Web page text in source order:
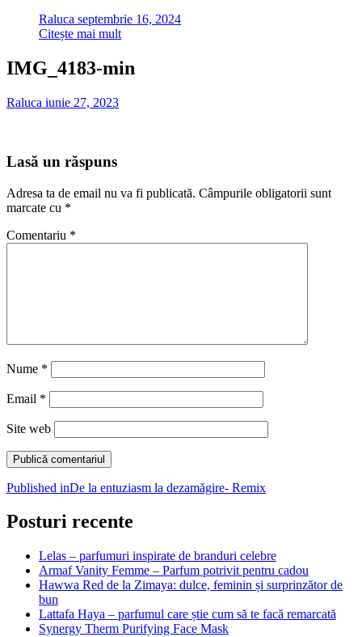
Raluca septembrie 16, 2024
Citește mai mult
IMG_4183-min
Raluca iunie 27, 2023
Lasă un răspuns
Adresa ta de email nu va fi publicată. Câmpurile obligatorii sunt
marcate cu *
Comentariu *
Nume *
Email *
Site web
Navigare
în
articole
Published inDe la entuziasm la dezamăgire- Remix
Posturi recente
Lelas – parfumuri inspirate de branduri celebre
Armaf Vanity Femme – Parfum potrivit pentru cadou
Hawwa Red de la Zimaya: dulce, feminin și surprinzător de
bun
Lattafa Haya – parfumul care știe cum să te facă remarcată
Synergy Therm Purifying Face Mask